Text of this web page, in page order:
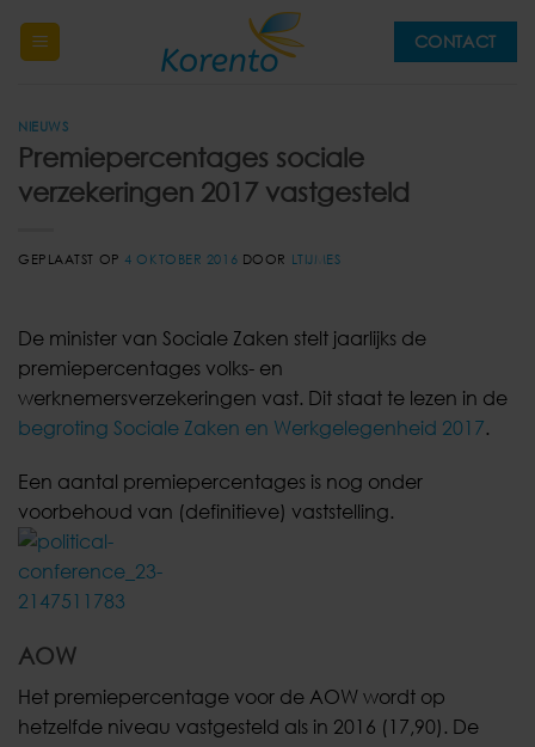
naar
CONTACT
NIEUWS
Premiepercentages sociale
verzekeringen 2017 vastgesteld
GEPLAATST OP 4 OKTOBER 2016 DOOR LTIJMES
De minister van Sociale Zaken stelt jaarlijks de
premiepercentages volks- en
werknemersverzekeringen vast. Dit staat te lezen in de
begroting Sociale Zaken en Werkgelegenheid 2017.
Een aantal premiepercentages is nog onder
voorbehoud van (definitieve) vaststelling.
AOW
Het premiepercentage voor de AOW wordt op
hetzelfde niveau vastgesteld als in 2016 (17,90). De